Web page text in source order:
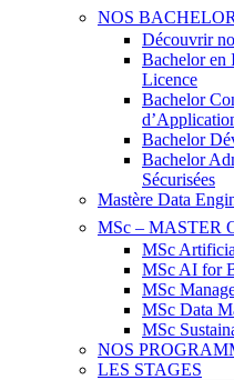
NOS
Découvrir
Bachelor en
Licence
Bachelor
Bachelor
Bachelor
Sécurisées
Mastère Data
MSc – MASTER
MSc
MSc AI for
MSc
MSc Data
MSc
NOS
LES STAGES